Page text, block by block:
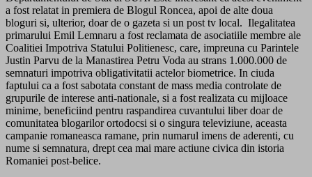
a fost relatat in premiera de Blogul Roncea, apoi de alte doua
bloguri si, ulterior, doar de o gazeta si un post tv local. Ilegalitatea
primarului Emil Lemnaru a fost reclamata de asociatiile membre ale
Coalitiei Impotriva Statului Politienesc, care, impreuna cu Parintele
Justin Parvu de la Manastirea Petru Voda au strans 1.000.000 de
semnaturi impotriva obligativitatii actelor biometrice. In ciuda
faptului ca a fost sabotata constant de mass media controlate de
grupurile de interese anti-nationale, si a fost realizata cu mijloace
minime, beneficiind pentru raspandirea cuvantului liber doar de
comunitatea blogarilor ortodocsi si o singura televiziune, aceasta
campanie romaneasca ramane, prin numarul imens de aderenti, cu
nume si semnatura, drept cea mai mare actiune civica din istoria
Romaniei post-belice.